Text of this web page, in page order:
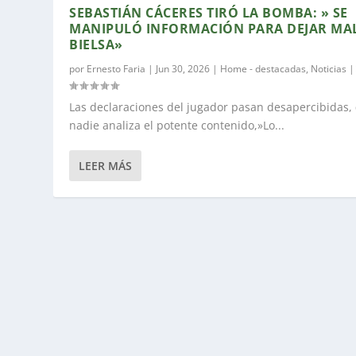
SEBASTIÁN CÁCERES TIRÓ LA BOMBA: » SE
MANIPULÓ INFORMACIÓN PARA DEJAR
BIELSA»
por Ernesto Faria | Jun 30, 2026 | Home - destacadas, Noticias
Las declaraciones del jugador pasan desapercibidas,
nadie analiza el potente contenido,»Lo...
LEER MÁS